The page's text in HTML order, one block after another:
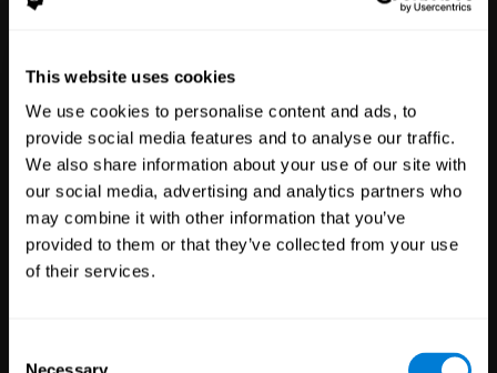
This website uses cookies
We use cookies to personalise content and ads, to
provide social media features and to analyse our traffic.
We also share information about your use of our site with
our social media, advertising and analytics partners who
may combine it with other information that you’ve
provided to them or that they’ve collected from your use
of their services.
يكتشف CogniFit
قدم تكنولوجيا صحة الدماغ لمرضاك أو
طلابك أو موظفيك أو عملائك